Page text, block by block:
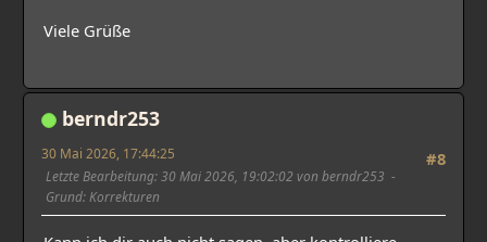
Viele Grüße
berndr253
#8
30 Mai 2026, 17:44:25
Letzte Bearbeitung: 30 Mai 2026, 19:02:02 von berndr253
Grund: Korrekturen